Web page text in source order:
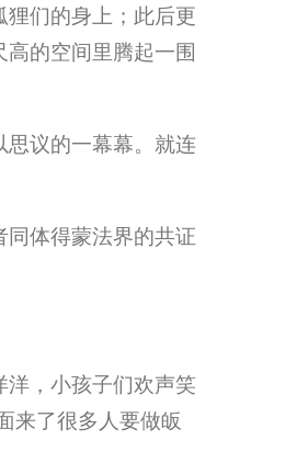
们的身上；此后更
的空间里腾起一围
议的一幕幕。就连
体得蒙法界的共证
，小孩子们欢声笑
来了很多人要做皈